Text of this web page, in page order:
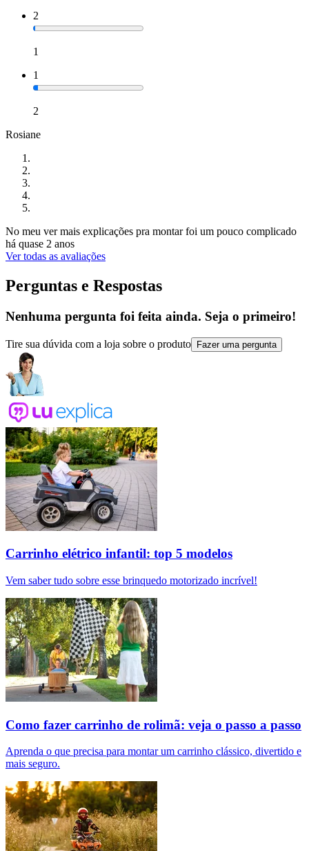
2
1
1
2
Rosiane
No meu ver mais explicações pra montar foi um pouco complicado
há quase 2 anos
Ver todas as avaliações
Perguntas e Respostas
Nenhuma pergunta foi feita ainda. Seja o primeiro!
Tire sua dúvida com a loja sobre o produto Fazer uma pergunta
Carrinho elétrico infantil: top 5 modelos
Vem saber tudo sobre esse brinquedo motorizado incrível!
Como fazer carrinho de rolimã: veja o passo a passo
Aprenda o que precisa para montar um carrinho clássico, divertido e
mais seguro.